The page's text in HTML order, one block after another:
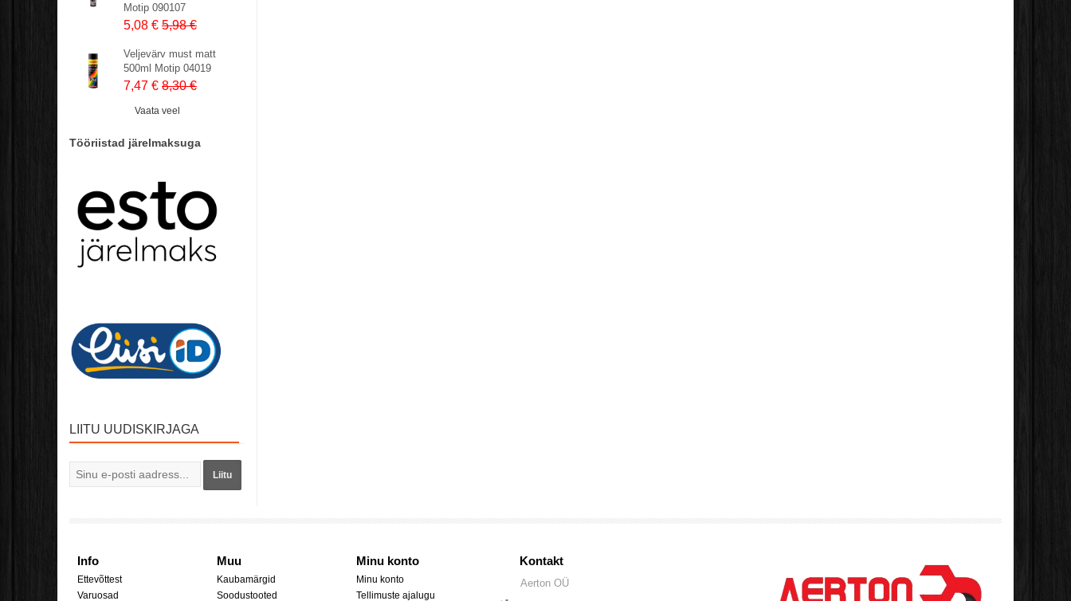
Motip 090107
5,08 € 5,98 €
Veljevärv must matt
500ml Motip 04019
7,47 € 8,30 €
Vaata veel
Tööriistad järelmaksuga
LIITU UUDISKIRJAGA
Liitu
Info
Ettevõttest
Varuosad
Muu
Kaubamärgid
Soodustooted
Minu konto
Minu konto
Tellimuste ajalugu
Kontakt
Aerton OÜ